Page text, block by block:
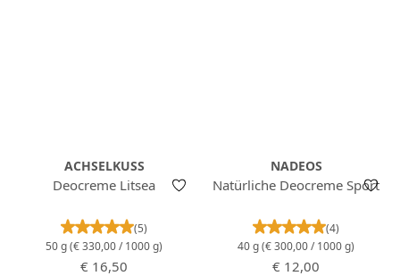
ACHSELKUSS
Deocreme Litsea
Durchschnittliche Bewertung von 5 von 5
(5)
50 g(€ 330,00 / 1000 g)
Regulärer Preis:
€ 16,50
NADEOS
Natürliche Deocreme Sport
(4)
40 g(€ 300,00 / 1000 g)
Regulärer Preis:
€ 12,00